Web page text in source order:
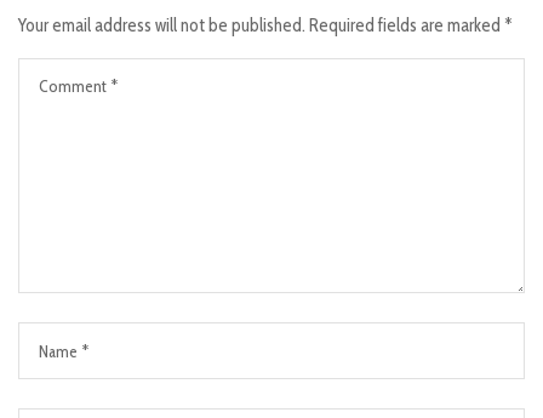
Your email address will not be published. Required fields are marked *